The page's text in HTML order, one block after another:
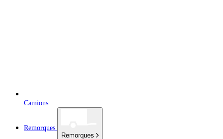
Camions
Remorques
Remorques